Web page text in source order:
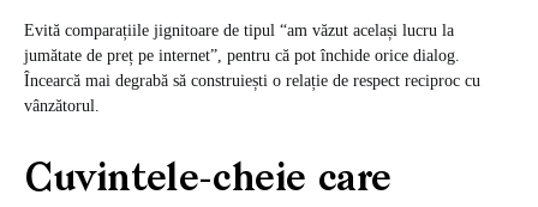
Evită comparațiile jignitoare de tipul “am văzut același lucru la
jumătate de preț pe internet”, pentru că pot închide orice dialog.
Încearcă mai degrabă să construiești o relație de respect reciproc cu
vânzătorul.
Cuvintele-cheie care